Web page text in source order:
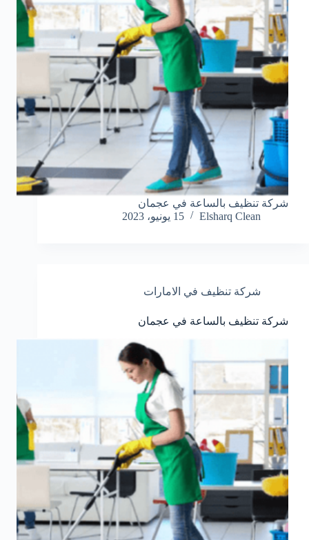
شركة تنظيف بالساعة في عجمان
Elsharq Clean
15 يونيو، 2023
شركة تنظيف في الامارات
شركة تنظيف بالساعة في عجمان